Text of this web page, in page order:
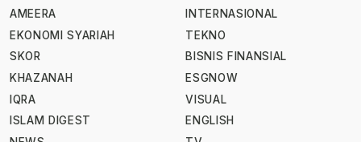
AMEERA
EKONOMI SYARIAH
SKOR
KHAZANAH
IQRA
ISLAM DIGEST
INTERNASIONAL
TEKNO
BISNIS FINANSIAL
ESGNOW
VISUAL
ENGLISH